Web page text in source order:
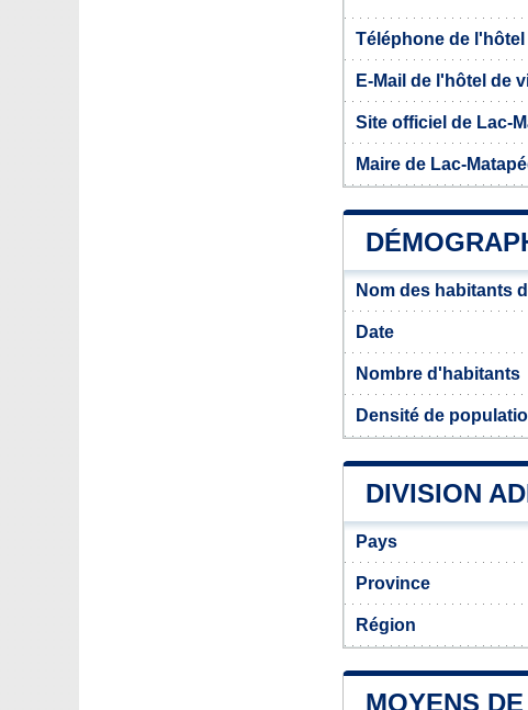
Téléphone de l'hôtel
E-Mail de l'hôtel de
Site officiel de Lac-
Maire de Lac-
Nom des habitants
Date
Nombre d'habitants
Densité de
DIVISION
Pays
Province
Région
MOYENS